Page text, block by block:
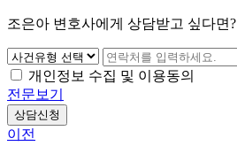
조은아 변호사에게 상담받고 싶다면?
개인정보 수집 및 이용동의
전문보기
상담신청
이전